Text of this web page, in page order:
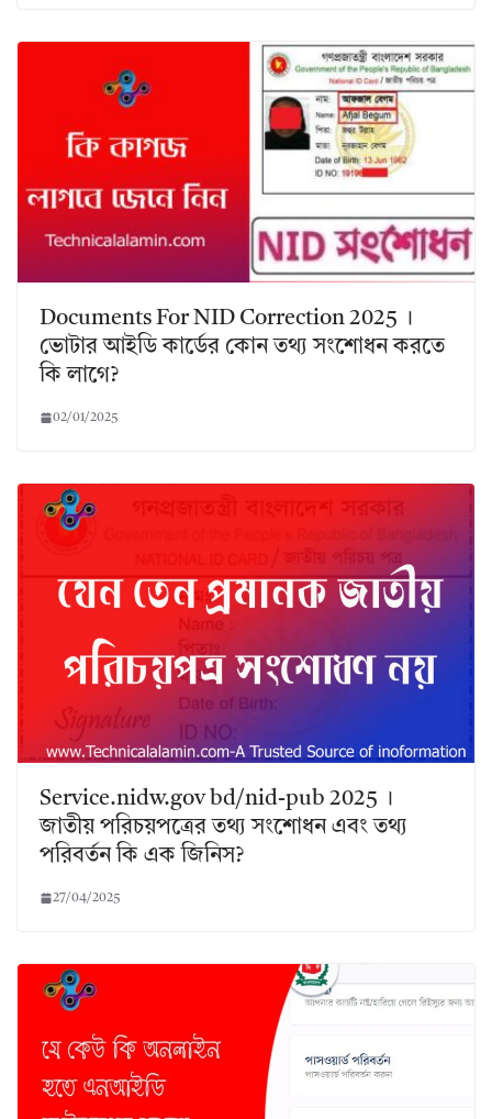
Documents For NID Correction 2025 ।
ভোটার আইডি কার্ডের কোন তথ্য সংশোধন করতে
কি লাগে?
02/01/2025
Service.nidw.gov bd/nid-pub 2025 ।
জাতীয় পরিচয়পত্রের তথ্য সংশোধন এবং তথ্য
পরিবর্তন কি এক জিনিস?
27/04/2025